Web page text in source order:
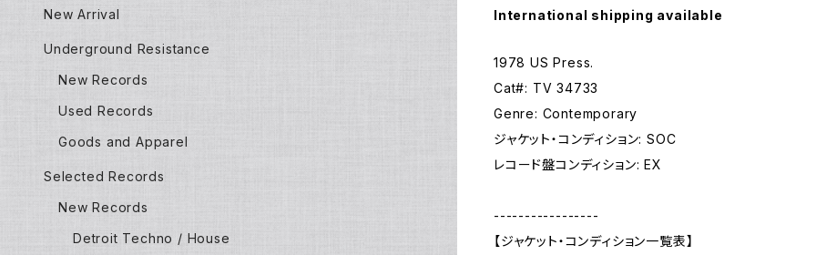
International shipping available
1978 US Press.
Cat#: TV 34733
Genre: Contemporary
ジャケット・コンディション: SOC
レコード盤コンディション: EX
-----------------
【ジャケット・コンディション一覧表】
New Arrival
Underground Resistance
New Records
Used Records
Goods and Apparel
Selected Records
New Records
Detroit Techno / House